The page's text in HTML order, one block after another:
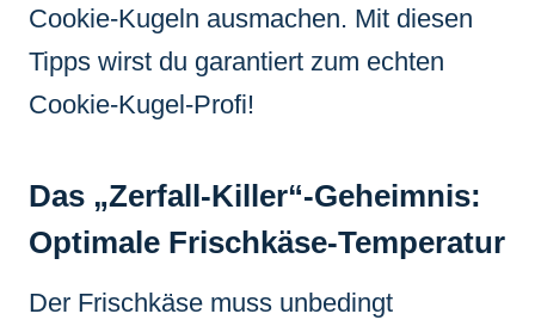
Cookie-Kugeln ausmachen. Mit diesen
Tipps wirst du garantiert zum echten
Cookie-Kugel-Profi!
Das „Zerfall-Killer“-Geheimnis:
Optimale Frischkäse-Temperatur
Der Frischkäse muss unbedingt